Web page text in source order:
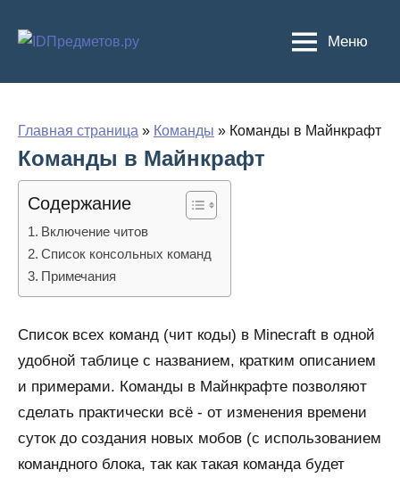
Меню
Главная страница » Команды » Команды в Майнкрафт
Команды в Майнкрафт
Содержание
Включение читов
Список консольных команд
Примечания
Список всех команд (чит коды) в Minecraft в одной
удобной таблице с названием, кратким описанием
и примерами. Команды в Майнкрафте позволяют
сделать практически всё - от изменения времени
суток до создания новых мобов (с использованием
командного блока, так как такая команда будет